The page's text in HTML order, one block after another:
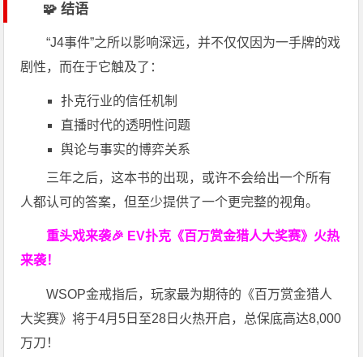
🧩 结语
“J4事件”之所以影响深远，并不仅仅因为一手牌的戏
剧性，而在于它触及了：
扑克行业的信任机制
直播时代的透明性问题
舆论与事实的博弈关系
三年之后，这本书的出现，或许不会给出一个所有
人都认可的答案，但至少提供了一个更完整的视角。
重头戏来袭🎉 EV扑克 《百万赏金猎人大奖赛》 火热
来袭！
WSOP金戒指后，玩家最为期待的《百万赏金猎人
大奖赛》将于4月5日至28日火热开启，总保底高达8,000
万刀！